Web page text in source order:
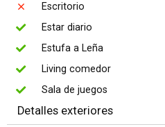
Escritorio
Estar diario
Estufa a Leña
Living comedor
Sala de juegos
Detalles exteriores